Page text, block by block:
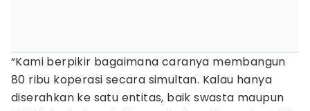
“Kami berpikir bagaimana caranya membangun
80 ribu koperasi secara simultan. Kalau hanya
diserahkan ke satu entitas, baik swasta maupun